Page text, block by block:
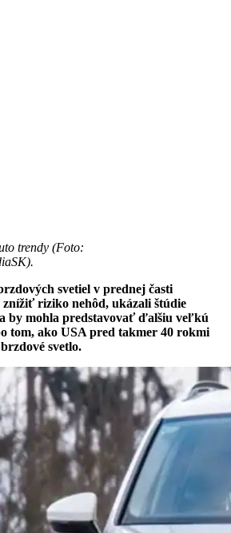
trendy (Foto:
).
svetiel v prednej časti
riziko nehôd, ukázali štúdie
by mohla predstavovať ďalšiu veľkú
tom, ako USA pred takmer 40 rokmi
svetlo.